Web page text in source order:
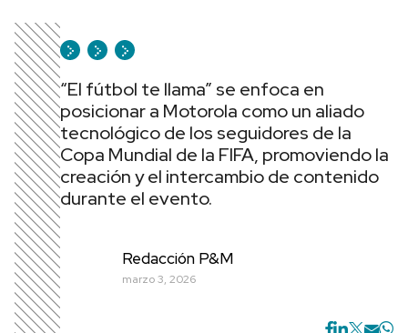
“El fútbol te llama” se enfoca en
posicionar a Motorola como un aliado
tecnológico de los seguidores de la
Copa Mundial de la FIFA, promoviendo la
creación y el intercambio de contenido
durante el evento.
Redacción P&M
marzo 3, 2026